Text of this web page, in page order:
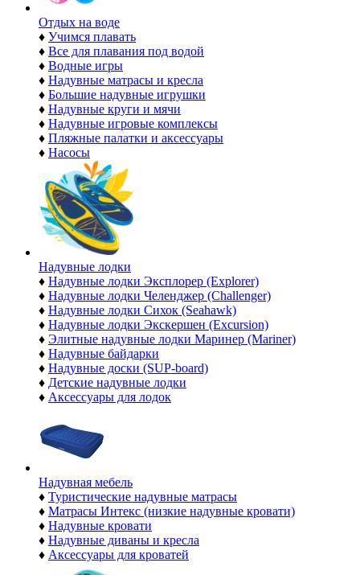
Отдых на воде
♦ Учимся плавать
♦ Все для плавания под водой
♦ Водные игры
♦ Надувные матрасы и кресла
♦ Большие надувные игрушки
♦ Надувные круги и мячи
♦ Надувные игровые комплексы
♦ Пляжные палатки и аксессуары
♦ Насосы
Надувные лодки
♦ Надувные лодки Эксплорер (Explorer)
♦ Надувные лодки Челенджер (Challenger)
♦ Надувные лодки Сихок (Seahawk)
♦ Надувные лодки Экскершен (Excursion)
♦ Элитные надувные лодки Маринер (Mariner)
♦ Надувные байдарки
♦ Надувные доски (SUP-board)
♦ Детские надувные лодки
♦ Аксессуары для лодок
Надувная мебель
♦ Туристические надувные матрасы
♦ Матрасы Интекс (низкие надувные кровати)
♦ Надувные кровати
♦ Надувные диваны и кресла
♦ Аксессуары для кроватей